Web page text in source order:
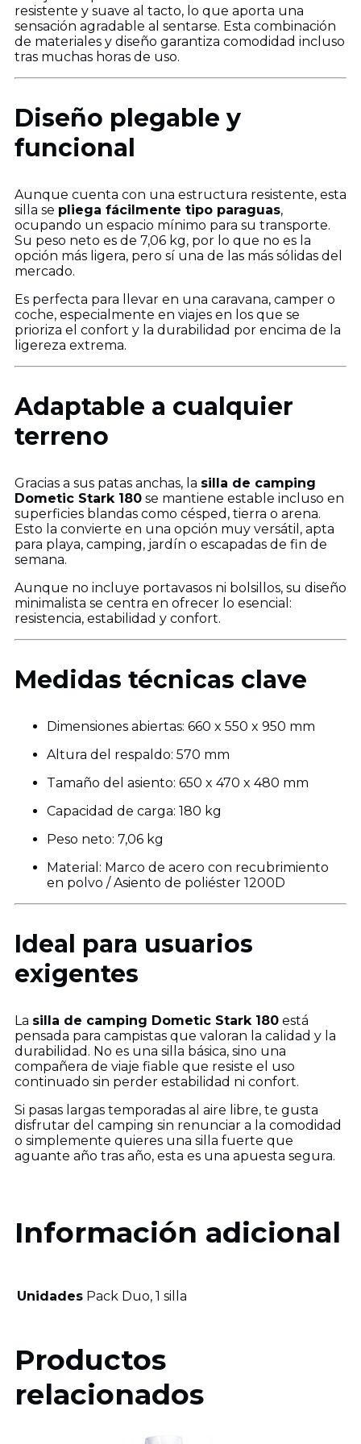
resistente y suave al tacto, lo que aporta una
sensación agradable al sentarse. Esta combinación
de materiales y diseño garantiza comodidad incluso
tras muchas horas de uso.
Diseño plegable y
funcional
Aunque cuenta con una estructura resistente, esta
silla se pliega fácilmente tipo paraguas,
ocupando un espacio mínimo para su transporte.
Su peso neto es de 7,06 kg, por lo que no es la
opción más ligera, pero sí una de las más sólidas del
mercado.
Es perfecta para llevar en una caravana, camper o
coche, especialmente en viajes en los que se
prioriza el confort y la durabilidad por encima de la
ligereza extrema.
Adaptable a cualquier
terreno
Gracias a sus patas anchas, la silla de camping
Dometic Stark 180 se mantiene estable incluso en
superficies blandas como césped, tierra o arena.
Esto la convierte en una opción muy versátil, apta
para playa, camping, jardín o escapadas de fin de
semana.
Aunque no incluye portavasos ni bolsillos, su diseño
minimalista se centra en ofrecer lo esencial:
resistencia, estabilidad y confort.
Medidas técnicas clave
Dimensiones abiertas: 660 x 550 x 950 mm
Altura del respaldo: 570 mm
Tamaño del asiento: 650 x 470 x 480 mm
Capacidad de carga: 180 kg
Peso neto: 7,06 kg
Material: Marco de acero con recubrimiento
en polvo / Asiento de poliéster 1200D
Ideal para usuarios
exigentes
La silla de camping Dometic Stark 180 está
pensada para campistas que valoran la calidad y la
durabilidad. No es una silla básica, sino una
compañera de viaje fiable que resiste el uso
continuado sin perder estabilidad ni confort.
Si pasas largas temporadas al aire libre, te gusta
disfrutar del camping sin renunciar a la comodidad
o simplemente quieres una silla fuerte que
aguante año tras año, esta es una apuesta segura.
Información adicional
Unidades Pack Duo, 1 silla
Productos
relacionados